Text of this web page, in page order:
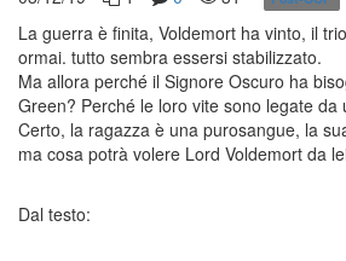
La guerra è finita, Voldemort ha vinto, il
ormai. tutto sembra essersi stabilizzato.
Ma allora perché il Signore Oscuro ha
Green? Perché le loro vite sono legate da
Certo, la ragazza è una purosangue, la
ma cosa potrà volere Lord Voldemort da
Dal testo: